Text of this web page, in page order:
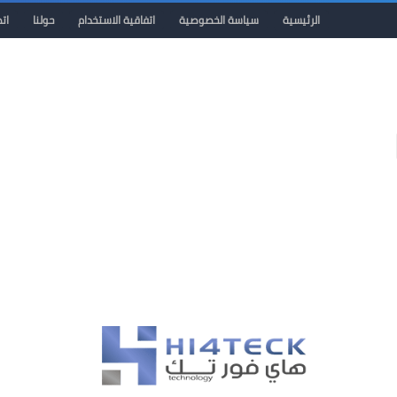
الرئيسية سياسة الخصوصية اتفاقية الاستخدام حولنا